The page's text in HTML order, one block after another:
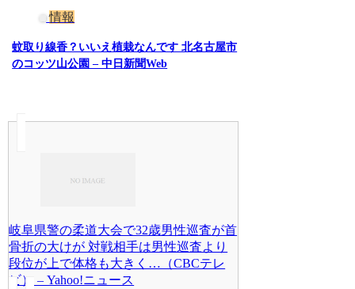
情報
蚊取り線香？いいえ植栽なんです 北名古屋市
のコッツ山公園 – 中日新聞Web
岐阜県警の柔道大会で32歳男性巡査が首
骨折の大けが 対戦相手は男性巡査より
段位が上で体格も大きく…（CBCテレ
ビ） – Yahoo!ニュース